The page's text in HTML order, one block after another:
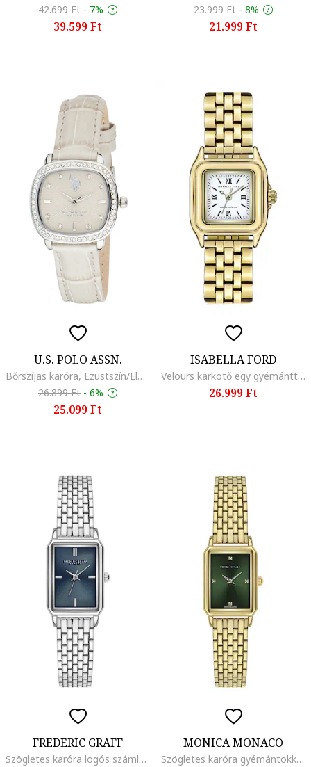
42.699 Ft - 7%
39.599 Ft
23.999 Ft - 8%
21.999 Ft
U.S. POLO ASSN.
Bőrszíjas karóra, Ezüstszín/Elefántcsont
26.899 Ft - 6%
25.099 Ft
ISABELLA FORD
Velours karkötő egy gyémánttal, Aranyszín
26.999 Ft
FREDERIC GRAFF
Szögletes karóra logós számlappal, Ezüstszín
MONICA MONACO
Szögletes karóra gyémántokkal díszített számlappal, Aranyszín